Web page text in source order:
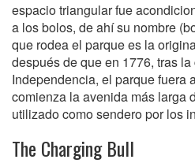
espacio triangular fue
a los bolos, de ahí su nombre
que rodea el parque es la
después de que en 1776, tras
Independencia, el parque fuera
comienza la avenida más larga
utilizado como sendero por los
The Charging Bull